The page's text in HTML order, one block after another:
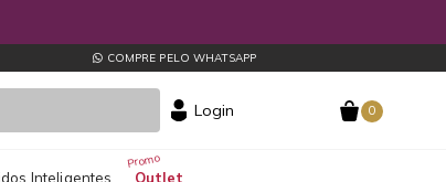
COMPRE PELO WHATSAPP
Login 0
Outlet
Inteligentes